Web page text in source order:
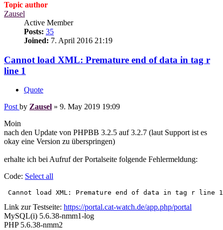
Topic author
Zausel
Active Member
Posts: 35
Joined: 7. April 2016 21:19
Cannot load XML: Premature end of data in tag r
line 1
Quote
Post by Zausel » 9. May 2019 19:09
Moin
nach den Update von PHPBB 3.2.5 auf 3.2.7 (laut Support ist es
okay eine Version zu überspringen)
erhalte ich bei Aufruf der Portalseite folgende Fehlermeldung:
Code: Select all
Cannot load XML: Premature end of data in tag r line 1
Link zur Testseite: https://portal.cat-watch.de/app.php/portal
MySQL(i) 5.6.38-nmm1-log
PHP 5.6.38-nmm2